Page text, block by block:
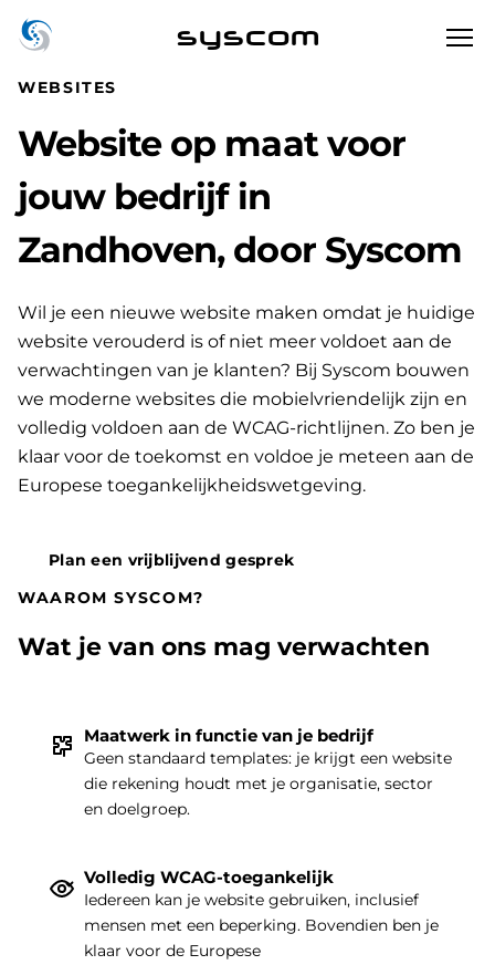
syscom
|
WEBSITES
Website op maat voor
jouw bedrijf in
Zandhoven, door Syscom
Wil je een nieuwe website maken omdat je huidige
website verouderd is of niet meer voldoet aan de
verwachtingen van je klanten? Bij Syscom bouwen
we moderne websites die mobielvriendelijk zijn en
volledig voldoen aan de WCAG-richtlijnen. Zo ben je
klaar voor de toekomst en voldoe je meteen aan de
Europese toegankelijkheidswetgeving.
Plan een vrijblijvend gesprek
WAAROM SYSCOM?
Wat je van ons mag verwachten
Maatwerk in functie van je bedrijf
Geen standaard templates: je krijgt een website
die rekening houdt met je organisatie, sector
en doelgroep.
Volledig WCAG-toegankelijk
Iedereen kan je website gebruiken, inclusief
mensen met een beperking. Bovendien ben je
klaar voor de Europese